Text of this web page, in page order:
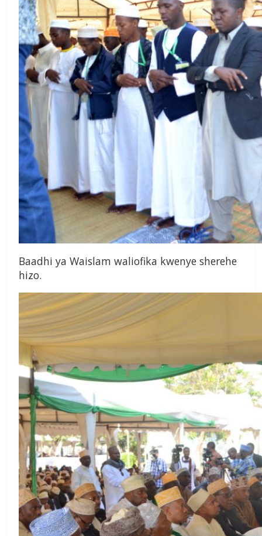
Baadhi ya Waislam waliofika kwenye sherehe
hizo.